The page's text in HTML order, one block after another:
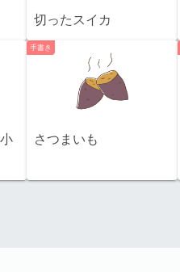
切ったスイカ
手書き
さつまいも